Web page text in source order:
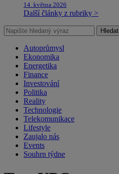
14. května 2026
Další články z rubriky >
Hledat
Autoprůmysl
Ekonomika
Energetika
Finance
Investování
Politika
Reality
Technologie
Telekomunikace
Lifestyle
Zaujalo nás
Events
Souhrn týdne